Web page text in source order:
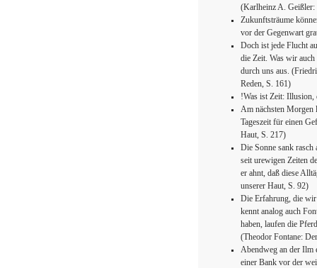
(Karlheinz A. Geißler:
Zukunftsträume
vor der Gegenwart
Doch ist jede Flucht
die Zeit. Was wir
durch uns aus.
Reden, S. 161)
!Was ist Zeit: Illusion,
Am nächsten Morgen
Tageszeit für einen
Haut, S. 217)
Die Sonne sank
seit urewigen Zeiten
er ahnt, daß diese
unserer Haut, S. 92)
Die Erfahrung, die wir
kennt analog auch
haben, laufen die
(Theodor Fontane:
Abendweg an der Ilm
einer Bank vor der